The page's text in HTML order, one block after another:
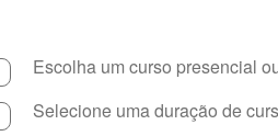
Escolha um curso presencial
Selecione uma duração de